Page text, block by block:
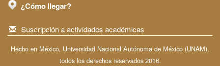
¿Cómo llegar?
Suscripción a actividades académicas
Hecho en México, Universidad Nacional Autónoma de México (UNAM),
todos los derechos reservados 2016.